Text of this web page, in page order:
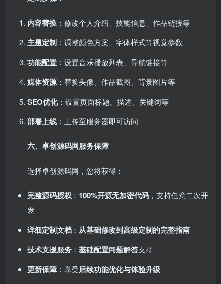
内容替换 ：修改个人介绍、技能信息、作品链接等
主题定制 ：调整颜色方案、字体样式等视觉参数
功能配置 ：设置音乐播放列表、导航链接等
媒体资源 ：替换头像、作品截图、背景图片等
SEO优化：设置页面标题、描述、关键词等
部署上线 ：上传至服务器即可访问
六、卓创源码网服务保障
选择卓创源码网，您将获得：
完整源码授权 ： 100%开源无加密代码 ，支持任意二次开
发
详细定制文档 ： 从基础修改到高级定制的完整指南
技术支援服务 ： 基础配置问题解答支持
更新保障 ：享受后续功能优化与体验升级